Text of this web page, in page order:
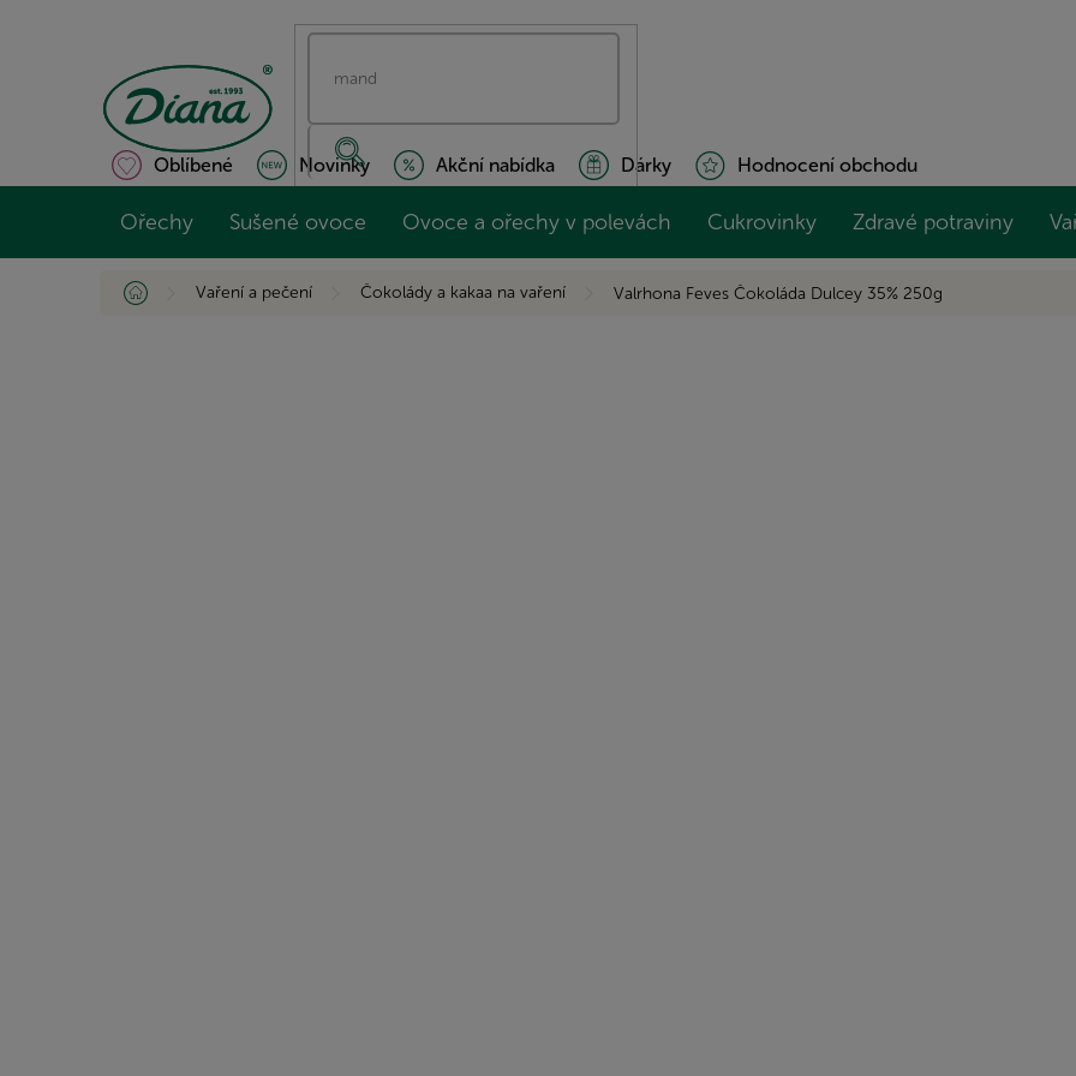
Oblíbené Novinky Akční nabídka Dárky Hodnocení obchodu
Ořechy Sušené ovoce Ovoce a ořechy v polevách Cukrovinky Zdravé potraviny
Domů Vaření a pečení Čokolády a kakaa na vaření Valrhona Feves Čokoláda Dulcey 35% 250g